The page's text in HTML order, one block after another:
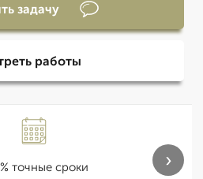
задачу
работы
точные сроки ›